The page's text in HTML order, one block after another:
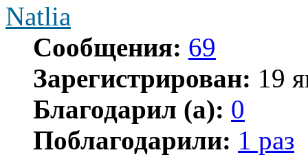
Natlia
Сообщения: 69
Зарегистрирован: 19
Благодарил (а): 0
Поблагодарили: 1 раз